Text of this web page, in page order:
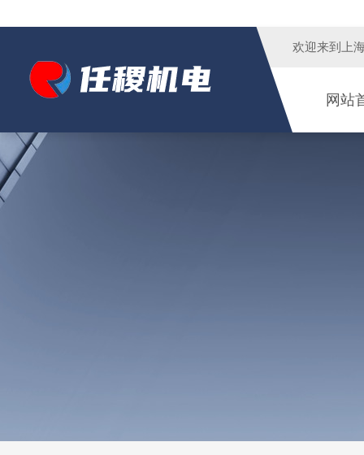
欢迎来到 上
网站